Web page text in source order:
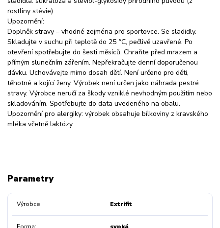
rostliny stévie)
Upozornění:
Doplněk stravy – vhodné zejména pro sportovce. Se sladidly.
Skladujte v suchu při teplotě do 25 °C, pečlivě uzavřené. Po
otevření spotřebujte do šesti měsíců. Chraňte před mrazem a
přímým slunečním zářením. Nepřekračujte denní doporučenou
dávku. Uchovávejte mimo dosah dětí. Není určeno pro děti,
těhotné a kojící ženy. Výrobek není určen jako náhrada pestré
stravy. Výrobce neručí za škody vzniklé nevhodným použitím nebo
skladováním. Spotřebujte do data uvedeného na obalu.
Upozornění pro alergiky: výrobek obsahuje bílkoviny z kravského
mléka včetně laktózy.
Parametry
Výrobce Extrifit